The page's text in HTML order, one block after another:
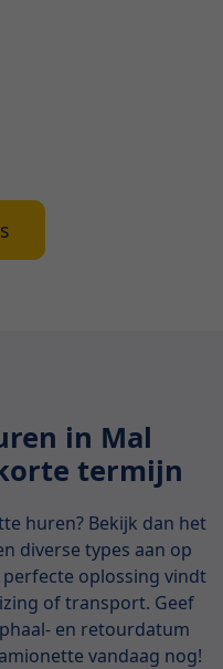
in Mal
termijn
huren? Bekijk dan het
diverse types aan op
oplossing vindt
of transport. Geef
en retourdatum
vandaag nog!